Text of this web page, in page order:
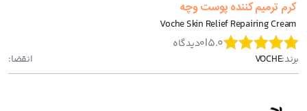
کرم ترمیم کننده پوست وچه
Voche Skin Relief Repairing Cream
5.0
|
0دیدگاه
برند:VOCHE انقضا: